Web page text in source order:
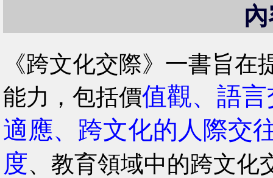
《跨文化交際》一書旨
能力，包括價值觀、語
適應、跨文化的人際交
度、教育領域中的跨文化